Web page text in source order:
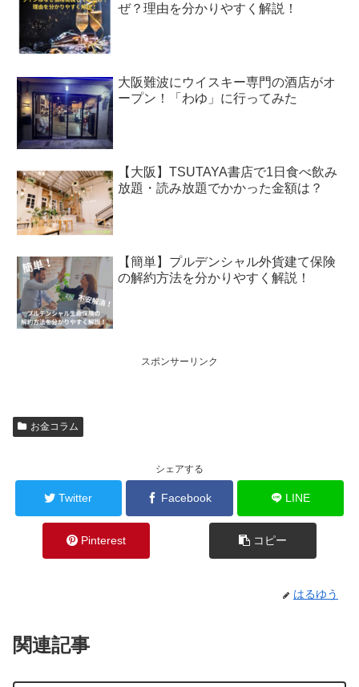
ぜ？理由を分かりやすく解説！
大阪難波にウイスキー専門の酒店がオ
ープン！「わゆ」に行ってみた
【大阪】TSUTAYA書店で1日食べ飲み
放題・読み放題でかかった金額は？
【簡単】プルデンシャル外貨建て保険
の解約方法を分かりやすく解説！
スポンサーリンク
お金コラム
シェアする
Twitter Facebook LINE
Pinterest コピー
はるゆう
関連記事